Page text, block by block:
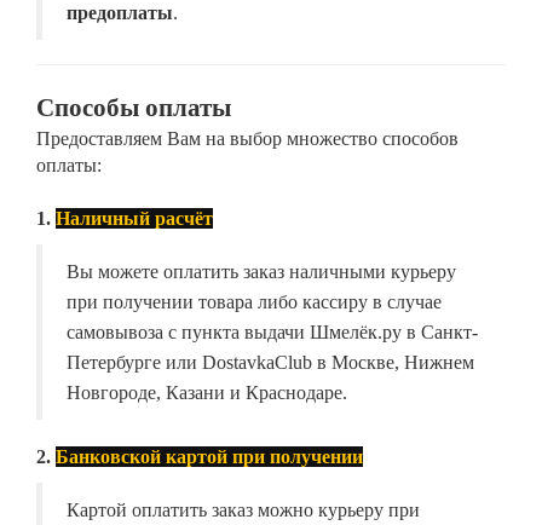
предоплаты.
Способы оплаты
Предоставляем Вам на выбор множество способов
оплаты:
1. Наличный расчёт
Вы можете оплатить заказ наличными курьеру
при получении товара либо кассиру в случае
самовывоза с пункта выдачи Шмелёк.ру в Санкт-
Петербурге или DostavkaClub в Москве, Нижнем
Новгороде, Казани и Краснодаре.
2. Банковской картой при получении
Картой оплатить заказ можно курьеру при